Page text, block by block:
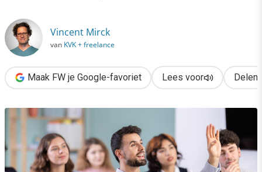
Vincent Mirck
van KVK + freelance
Maak FW je Google-favoriet Lees voor Delen